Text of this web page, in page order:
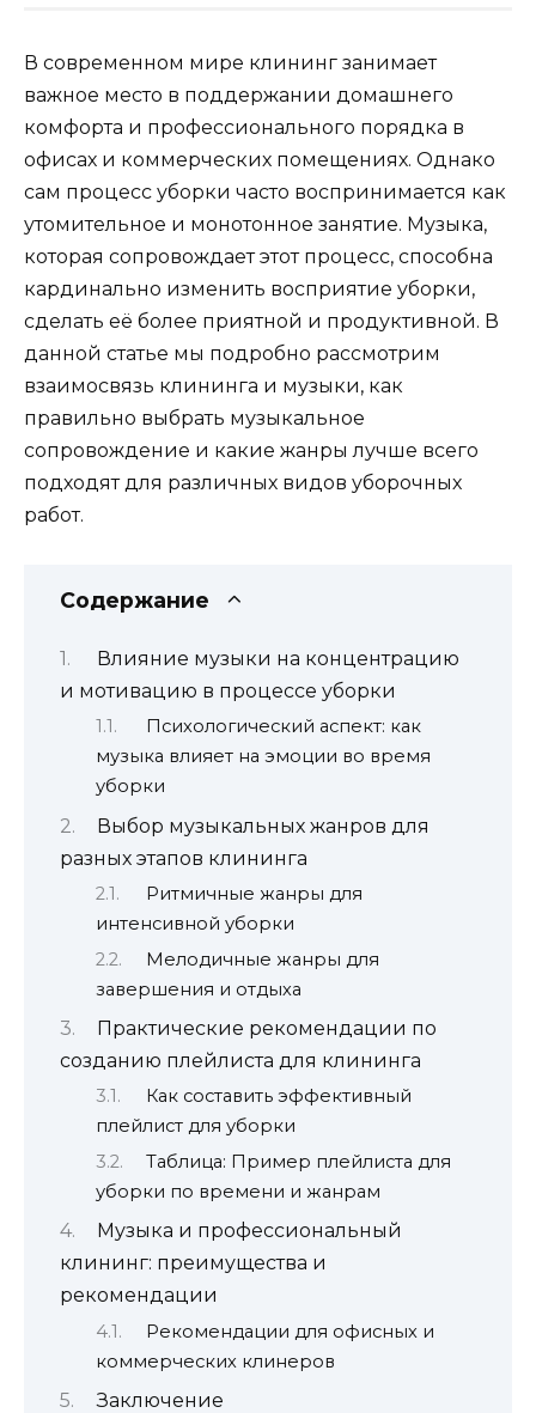
В современном мире клининг занимает
важное место в поддержании домашнего
комфорта и профессионального порядка в
офисах и коммерческих помещениях. Однако
сам процесс уборки часто воспринимается как
утомительное и монотонное занятие. Музыка,
которая сопровождает этот процесс, способна
кардинально изменить восприятие уборки,
сделать её более приятной и продуктивной. В
данной статье мы подробно рассмотрим
взаимосвязь клининга и музыки, как
правильно выбрать музыкальное
сопровождение и какие жанры лучше всего
подходят для различных видов уборочных
работ.
Содержание
Влияние музыки на концентрацию
и мотивацию в процессе уборки
Психологический аспект: как
музыка влияет на эмоции во время
уборки
Выбор музыкальных жанров для
разных этапов клининга
Ритмичные жанры для
интенсивной уборки
Мелодичные жанры для
завершения и отдыха
Практические рекомендации по
созданию плейлиста для клининга
Как составить эффективный
плейлист для уборки
Таблица: Пример плейлиста для
уборки по времени и жанрам
Музыка и профессиональный
клининг: преимущества и
рекомендации
Рекомендации для офисных и
коммерческих клинеров
Заключение